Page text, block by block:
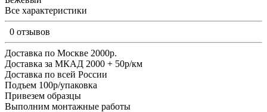
Все характеристики
0 отзывов
Доставка по Москве 2000р.
Доставка за МКАД 2000 + 50р/км
Доставка по всей России
Подъем 100р/упаковка
Привезем образцы
Выполним монтажные работы